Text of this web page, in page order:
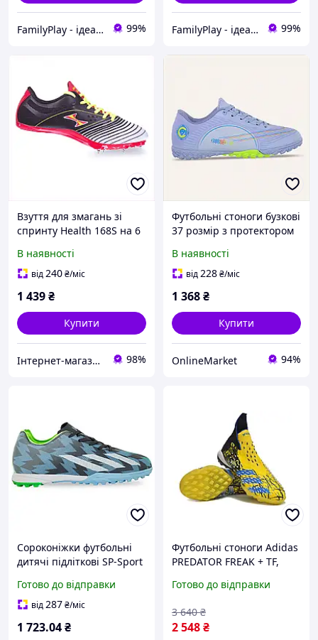
FamilyPlay - ідеальне поєднання спортивних та дитячих товарів 99% FamilyPlay - ідеальне поєднання спортивних та дитячих товарів 99%
Взуття для змагань зі
спринту Health 168S на 6
В наявності
від240₴/міс
1 439₴
Купити
Інтернет-магазин NeonLemon 98%
Футбольні стоноги бузкові
37 розмір з протектором
В наявності
від228₴/міс
1 368₴
Купити
OnlineMarket 94%
Сороконіжки футбольні
дитячі підліткові SP-Sport
червоний для тренувань
Готово до відправки
від287₴/міс
1 723.04₴
Футбольні стоноги Adidas
PREDATOR FREAK + TF,
сороконіжки Adidas
Готово до відправки
2 548₴
3 640 ₴